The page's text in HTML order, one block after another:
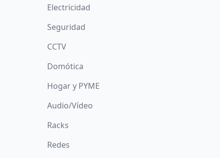
Electricidad
Seguridad
CCTV
Domótica
Hogar y PYME
Audio/Vídeo
Racks
Redes